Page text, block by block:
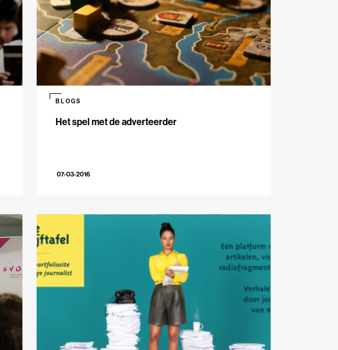
Het spel met de adverteerder
BLOGS
07-03-2016